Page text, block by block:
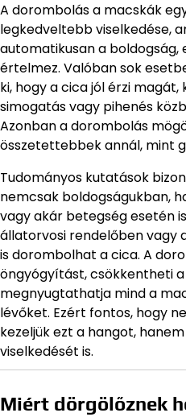
A dorombolás a macskák
legkedveltebb viselkedése,
automatikusan a
értelmez. Valóban sok
ki, hogy a cica jól érzi magát,
simogatás vagy pihenés
Azonban a dorombolás
összetettebbek annál, mint
Tudományos kutatások
nemcsak boldogságukban,
vagy akár betegség esetén
állatorvosi rendelőben vagy
is dorombolhat a cica. A
öngyógyítást, csökkentheti
megnyugtathatja mind a
lévőket. Ezért fontos, hogy
kezeljük ezt a hangot,
viselkedését is.
Miért dörgölőznek